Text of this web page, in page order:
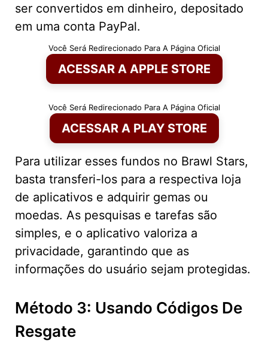
ser convertidos em dinheiro, depositado
em uma conta PayPal.
Você Será Redirecionado Para A Página Oficial
ACESSAR A APPLE STORE
Você Será Redirecionado Para A Página Oficial
ACESSAR A PLAY STORE
Para utilizar esses fundos no Brawl Stars,
basta transferi-los para a respectiva loja
de aplicativos e adquirir gemas ou
moedas. As pesquisas e tarefas são
simples, e o aplicativo valoriza a
privacidade, garantindo que as
informações do usuário sejam protegidas.
Método 3: Usando Códigos De
Resgate